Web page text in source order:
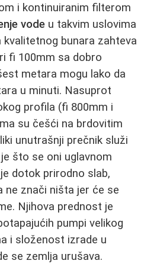
i kontinuiranim filterom
vode u takvim uslovima
kvalitetnog bunara zahteva
fi 100mm sa dobro
metara mogu lako da
u minuti. Nasuprot
profila (fi 800mm i
su češći na brdovitim
unutrašnji prečnik služi
što se oni uglavnom
dotok prirodno slab,
ne znači ništa jer će se
Njihova prednost je
pumpi velikog
i složenost izrade u
se zemlja urušava.